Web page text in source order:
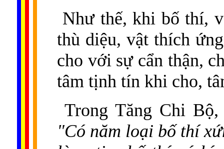
Như thế, khi bố thí,
thù diệu, vật thích
cho với sự cẩn thận,
tâm tịnh tín khi cho,
Trong Tăng Chi
"Có năm loại bố thí